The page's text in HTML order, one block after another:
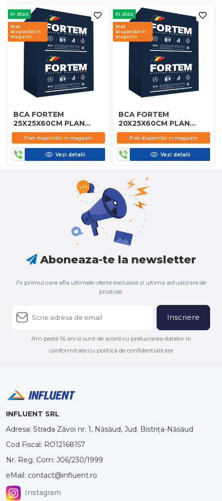
in stoc
Pret
disponibil in
magazin
BCA FORTEM
25X25X60CM PLAN
D450
Pret disponibil in magazin
Vezi detalii
in stoc
Pret
disponibil in
magazin
BCA FORTEM
20X25X60CM PLAN
D450
Pret disponibil in magazin
Vezi detalii
Aboneaza-te la newsletter
Fii primul care afla ultimele oferte exclusive și ultima actualizare de
produse.
Inscriere
Am peste 16 ani si sunt de acord cu prelucrarea datelor in
conformitate cu politica de confidentialitate
INFLUENT SRL
Adresa: Strada Zăvoi nr. 1, Năsăud, Jud. Bistrița-Năsăud
Cod Fiscal: RO12168157
Nr. Reg. Com: J06/230/1999
eMail: contact@influent.ro
Instagram